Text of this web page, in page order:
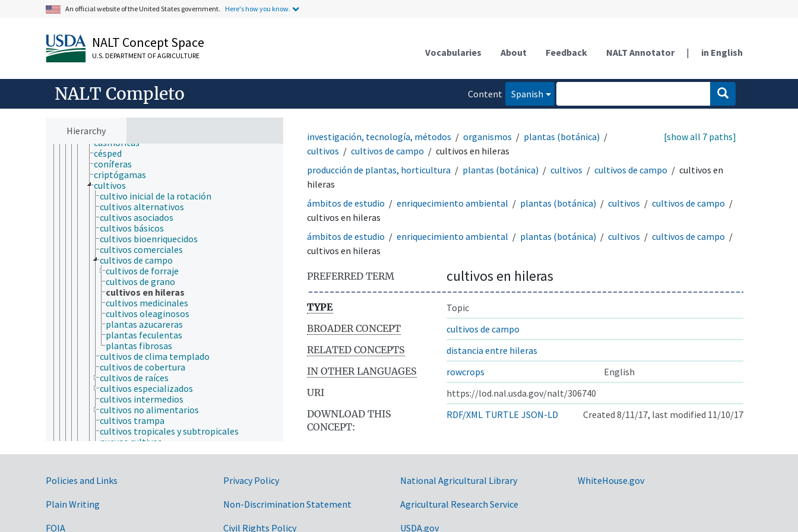
An official website of the United States government. Here's how you know.
NALT Concept Space
U.S. DEPARTMENT OF AGRICULTURE Vocabularies About Feedback NALT Annotator | in English
NALT Completo
Content
Spanish
Hierarchy
enriquecimiento ambiental
enriquecimiento alimenticio
estructuras hechas por el hombre
nestlets
plantas (botánica)
árboles
arbustos
bambúes
calcícolas
calcífugas
camaefitas
casmofitas
césped
coníferas
criptógamas
cultivos
cultivo inicial de la rotación
cultivos alternativos
cultivos asociados
cultivos básicos
cultivos bioenriquecidos
cultivos comerciales
cultivos de campo
cultivos de forraje
cultivos de grano
cultivos en hileras
cultivos medicinales
cultivos oleaginosos
plantas azucareras
plantas feculentas
plantas fibrosas
cultivos de clima templado
cultivos de cobertura
cultivos de raíces
cultivos especializados
cultivos intermedios
cultivos no alimentarios
cultivos trampa
cultivos tropicales y subtropicales
nuevos cultivos
plantas alimentarias para seres humanos
especies recalcitrantes
flora antártica
investigación, tecnología, métodos organismos
plantas (botánica)
cultivos
cultivos de campo cultivos en hileras
[show all 7 paths]
producción de plantas, horticultura plantas (botánica) cultivos cultivos de campo
cultivos en
hileras
ámbitos de estudio
enriquecimiento ambiental plantas (botánica) cultivos
cultivos de campo
cultivos en hileras
ámbitos de estudio
enriquecimiento ambiental plantas (botánica) cultivos
cultivos de campo
cultivos en hileras
PREFERRED TERM cultivos en hileras
TYPE
Topic
BROADER CONCEPT
cultivos de campo
RELATED CONCEPTS
distancia entre hileras
IN OTHER LANGUAGES
rowcrops
English
URI
https://lod.nal.usda.gov/nalt/306740
DOWNLOAD THIS
CONCEPT:
RDF/XML TURTLE JSON-LD Created 8/11/17, last modified 11/10/17
Government Links
Policies and Links
Plain Writing
FOIA
Privacy Policy
Non-Discrimination Statement
Civil Rights Policy
National Agricultural Library
Agricultural Research Service
USDA.gov
WhiteHouse.gov